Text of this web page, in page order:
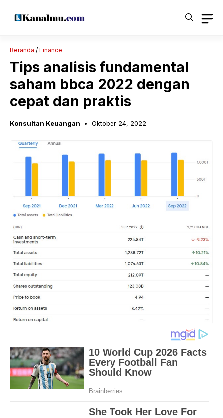
Beranda / Finance
Tips analisis fundamental
saham bbca 2022 dengan
cepat dan praktis
Konsultan Keuangan Oktober 24, 2022